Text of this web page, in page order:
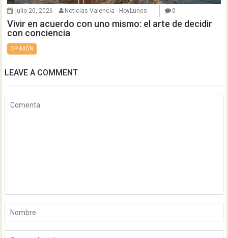
julio 20, 2026 Noticias Valencia - HoyLunes 0
Vivir en acuerdo con uno mismo: el arte de decidir
con conciencia
OPINIÓN
LEAVE A COMMENT